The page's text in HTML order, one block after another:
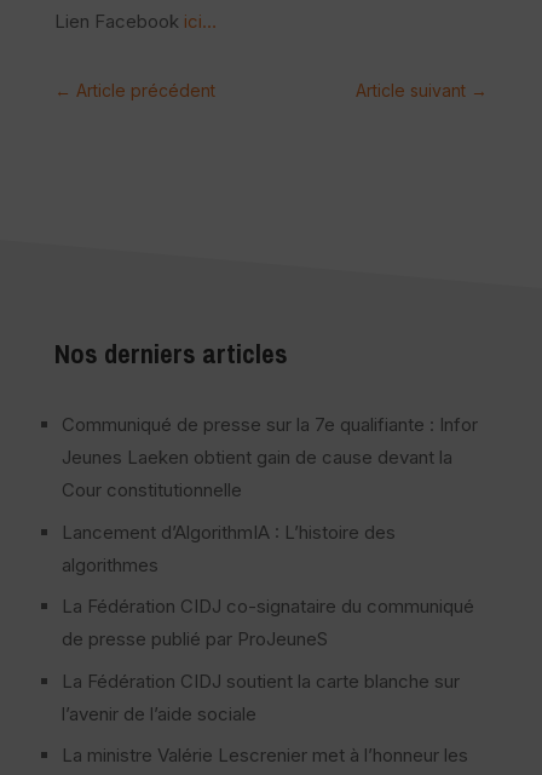
Lien Facebook ici…
← Article précédent Article suivant →
Nos derniers articles
Communiqué de presse sur la 7e qualifiante : Infor
Jeunes Laeken obtient gain de cause devant la
Cour constitutionnelle
Lancement d’AlgorithmIA : L’histoire des
algorithmes
La Fédération CIDJ co-signataire du communiqué
de presse publié par ProJeuneS
La Fédération CIDJ soutient la carte blanche sur
l’avenir de l’aide sociale
La ministre Valérie Lescrenier met à l’honneur les